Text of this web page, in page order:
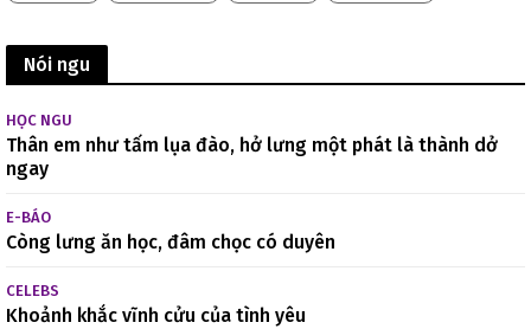
Nói ngu
HỌC NGU
Thân em như tấm lụa đào, hở lưng một phát là thành dở
ngay
E-BÁO
Còng lưng ăn học, đâm chọc có duyên
CELEBS
Khoảnh khắc vĩnh cửu của tình yêu